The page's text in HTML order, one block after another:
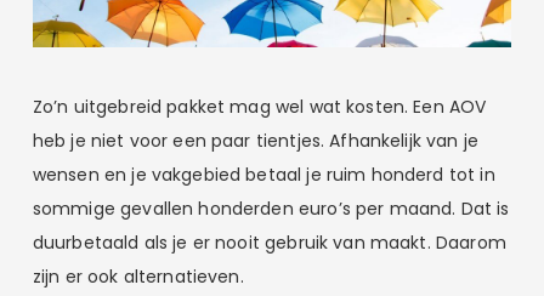
Zo’n uitgebreid pakket mag wel wat kosten. Een AOV
heb je niet voor een paar tientjes. Afhankelijk van je
wensen en je vakgebied betaal je ruim honderd tot in
sommige gevallen honderden euro’s per maand. Dat is
duurbetaald als je er nooit gebruik van maakt. Daarom
zijn er ook alternatieven.